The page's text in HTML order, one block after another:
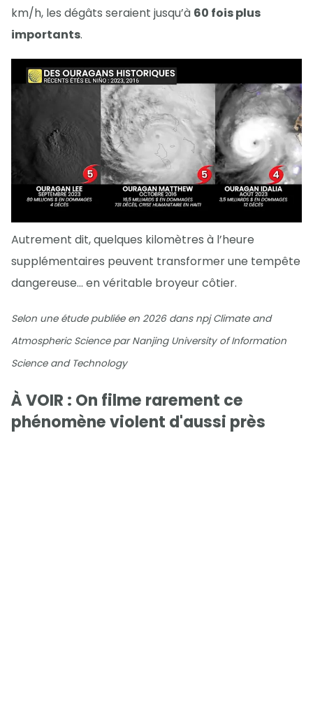
km/h, les dégâts seraient jusqu’à 60 fois plus
importants.
Autrement dit, quelques kilomètres à l’heure
supplémentaires peuvent transformer une tempête
dangereuse… en véritable broyeur côtier.
Selon une étude publiée en 2026 dans npj Climate and
Atmospheric Science par Nanjing University of Information
Science and Technology
À VOIR : On filme rarement ce
phénomène violent d'aussi près